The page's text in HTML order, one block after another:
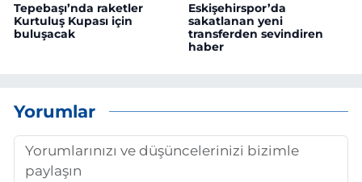
Tepebaşı’nda raketler
Kurtuluş Kupası için
buluşacak
Eskişehirspor’da
sakatlanan yeni
transferden sevindiren
haber
Yorumlar